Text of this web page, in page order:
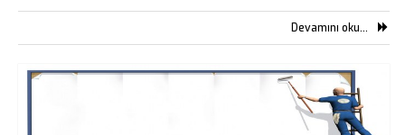
Devamını oku...